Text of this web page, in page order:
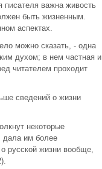
писателя важна живость
быть жизненным.
аспектах.
можно сказать, - одна
духом; в нем частная и
читателем проходит
сведений о жизни
некоторые
дала им более
русской жизни вообще,